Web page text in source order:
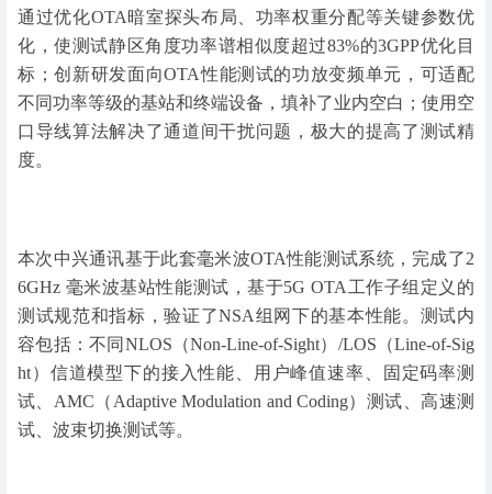
通过优化OTA暗室探头布局、功率权重分配等关键参数优
化，使测试静区角度功率谱相似度超过83%的3GPP优化目
标；创新研发面向OTA性能测试的功放变频单元，可适配
不同功率等级的基站和终端设备，填补了业内空白；使用空
口导线算法解决了通道间干扰问题，极大的提高了测试精
度。
本次中兴通讯基于此套毫米波OTA性能测试系统，完成了2
6GHz 毫米波基站性能测试，基于5G OTA工作子组定义的
测试规范和指标，验证了NSA组网下的基本性能。测试内
容包括：不同NLOS（Non-Line-of-Sight）/LOS（Line-of-Sig
ht）信道模型下的接入性能、用户峰值速率、固定码率测
试、AMC（Adaptive Modulation and Coding）测试、高速测
试、波束切换测试等。